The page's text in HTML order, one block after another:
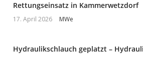
Rettungseinsatz in Kammerwetzdorf
17. April 2026 MWe
Hydraulikschlauch geplatzt –